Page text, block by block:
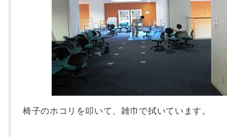
椅子のホコリを叩いて、雑巾で拭いています。